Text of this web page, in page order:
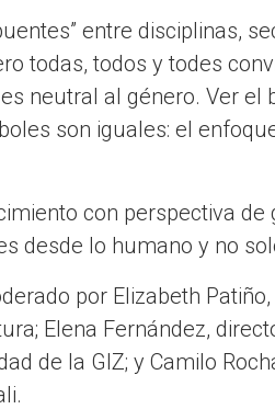
entre disciplinas,
todas, todos y todes
neutral al género. Ver el
son iguales: el
con perspectiva de
desde lo humano y no
por Elizabeth
Elena Fernández,
de la GIZ; y Camilo